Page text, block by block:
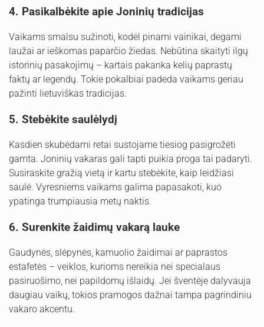
4. Pasikalbėkite apie Joninių tradicijas
Vaikams smalsu sužinoti, kodėl pinami vainikai, degami
laužai ar ieškomas paparčio žiedas. Nebūtina skaityti ilgų
istorinių pasakojimų – kartais pakanka kelių paprastų
faktų ar legendų. Tokie pokalbiai padeda vaikams geriau
pažinti lietuviškas tradicijas.
5. Stebėkite saulėlydį
Kasdien skubėdami retai sustojame tiesiog pasigrožėti
gamta. Joninių vakaras gali tapti puikia proga tai padaryti.
Susiraskite gražią vietą ir kartu stebėkite, kaip leidžiasi
saulė. Vyresniems vaikams galima papasakoti, kuo
ypatinga trumpiausia metų naktis.
6. Surenkite žaidimų vakarą lauke
Gaudynės, slėpynės, kamuolio žaidimai ar paprastos
estafetės – veiklos, kurioms nereikia nei specialaus
pasiruošimo, nei papildomų išlaidų. Jei šventėje dalyvauja
daugiau vaikų, tokios pramogos dažnai tampa pagrindiniu
vakaro akcentu.